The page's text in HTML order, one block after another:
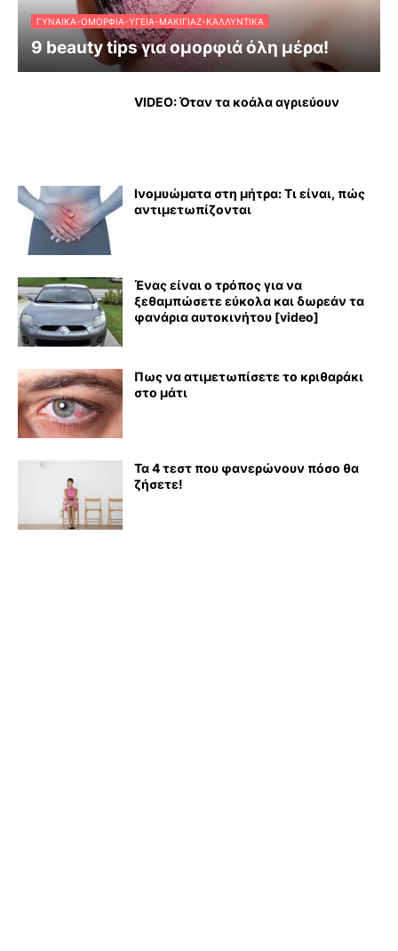
ΓΥΝΑΊΚΑ-ΟΜΟΡΦΙΆ-ΥΓΕΊΑ-ΜΑΚΙΓΙΆΖ-ΚΑΛΛΥΝΤΙΚΆ
9 beauty tips για ομορφιά όλη μέρα!
VIDEO: Όταν τα κοάλα αγριεύουν
Ινομυώματα στη μήτρα: Τι είναι, πώς
αντιμετωπίζονται
Ένας είναι ο τρόπος για να
ξεθαμπώσετε εύκολα και δωρεάν τα
φανάρια αυτοκινήτου [video]
Πως να ατιμετωπίσετε το κριθαράκι
στο μάτι
Τα 4 τεστ που φανερώνουν πόσο θα
ζήσετε!